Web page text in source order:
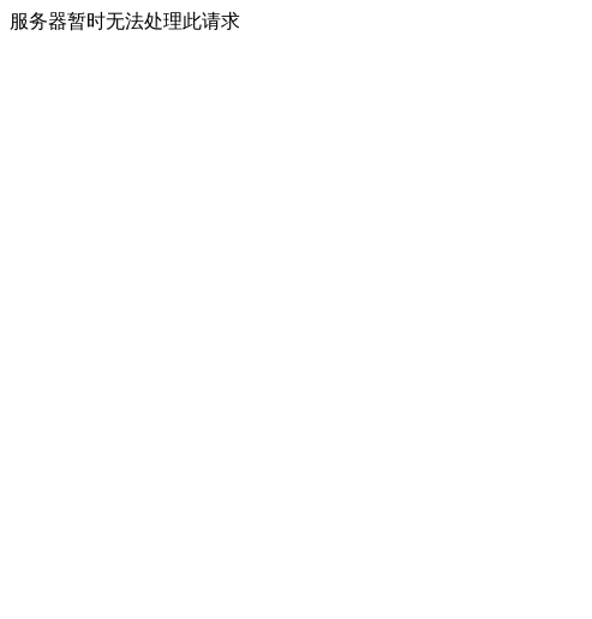
服务器暂时无法处理此请求